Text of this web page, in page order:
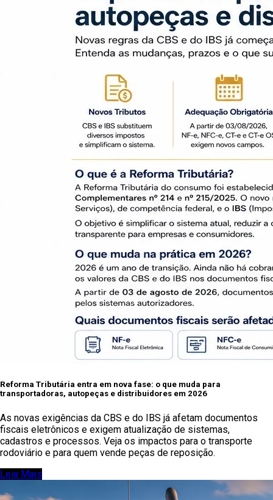
Reforma Tributária entra em nova fase: o que muda para
transportadoras, autopeças e distribuidores em 2026
As novas exigências da CBS e do IBS já afetam documentos
fiscais eletrônicos e exigem atualização de sistemas,
cadastros e processos. Veja os impactos para o transporte
rodoviário e para quem vende peças de reposição.
Leia Mais